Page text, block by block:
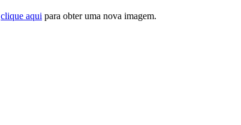
clique aqui para obter uma nova imagem.